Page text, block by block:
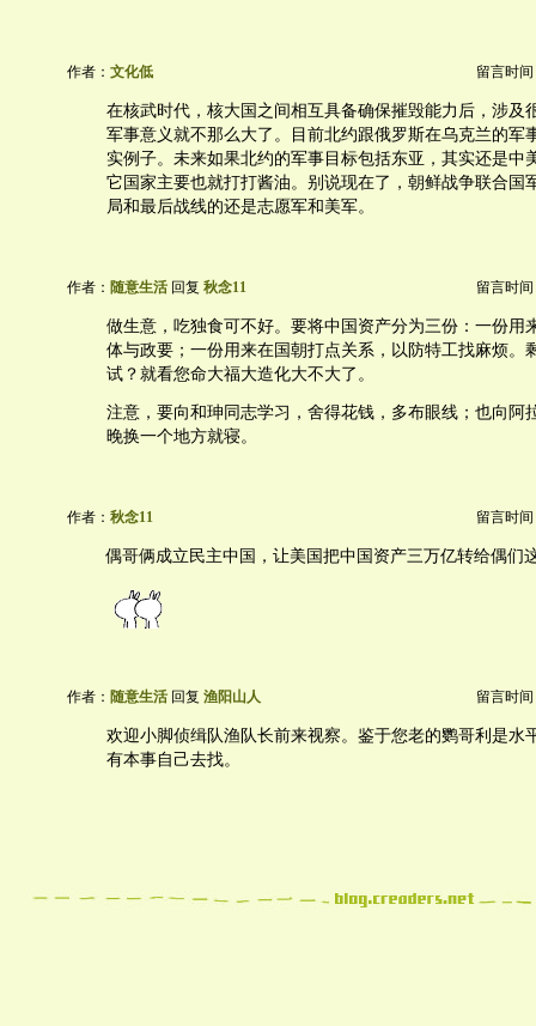
作者： 文化低 留言时间
在核武时代，核大国之间相互具备确保摧毁能力后，涉及
军事意义就不那么大了。目前北约跟俄罗斯在乌克兰的军
实例子。未来如果北约的军事目标包括东亚，其实还是中
它国家主要也就打打酱油。别说现在了，朝鲜战争联合国
局和最后战线的还是志愿军和美军。
作者： 随意生活 回复 秋念11 留言时间
做生意，吃独食可不好。要将中国资产分为三份：一份用
体与政要；一份用来在国朝打点关系，以防特工找麻烦。
试？就看您命大福大造化大不大了。
注意，要向和珅同志学习，舍得花钱，多布眼线；也向阿
晚换一个地方就寝。
作者： 秋念11 留言时间
偶哥俩成立民主中国，让美国把中国资产三万亿转给偶们
作者： 随意生活 回复 渔阳山人 留言时间
欢迎小脚侦缉队渔队长前来视察。鉴于您老的鹦哥利是水
有本事自己去找。